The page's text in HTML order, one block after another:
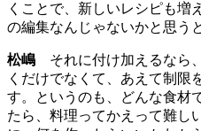
くことで、新しいレシピも増
の編集なんじゃないかと思う
松嶋 それに付け加えるなら
くだけでなくて、あえて制限
す。というのも、どんな食材
たら、料理ってかえって難し